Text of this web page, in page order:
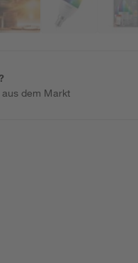
aus dem Markt